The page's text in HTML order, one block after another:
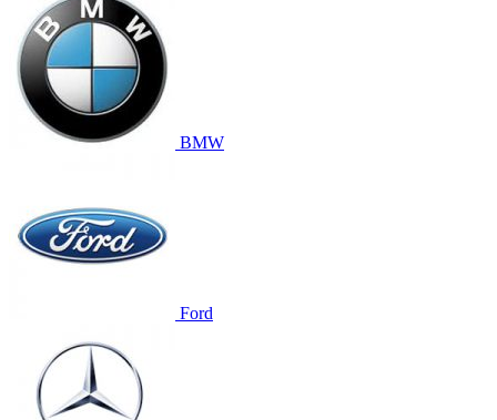
BMW
Ford